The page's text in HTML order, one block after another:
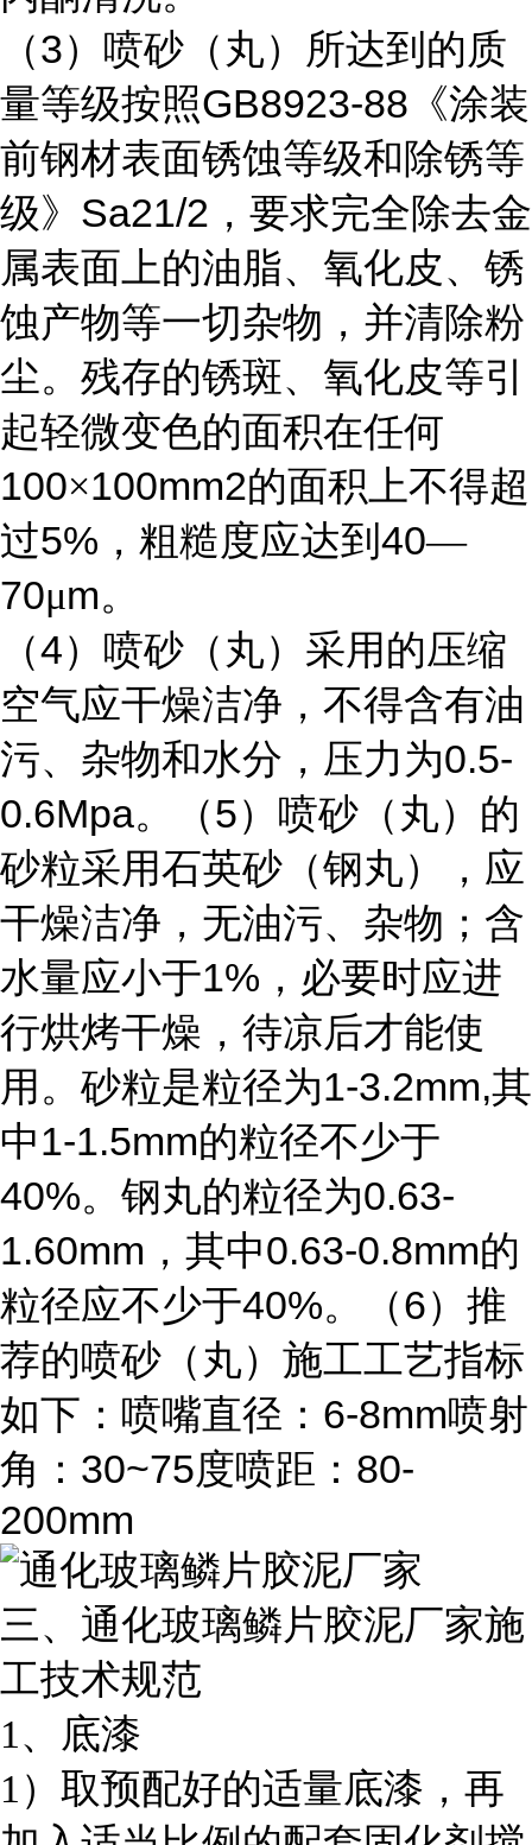
（3）喷砂（丸）所达到的质
量等级按照GB8923-88 《涂装
前钢材表面锈蚀等级和除锈等
级》 Sa21/2 ，要求完全除去金
属表面上的油脂、氧化皮、锈
蚀产物等一切杂物，并清除粉
尘。残存的锈斑、氧化皮等引
起轻微变色的面积在任何
100×100mm2的面积上不得超
过5% ，粗糙度应达到 40—
70μm。
（4）喷砂（丸）采用的压缩
空气应干燥洁净，不得含有油
污、杂物和水分，压力为0.5-
0.6Mpa。（5）喷砂（丸）的
砂粒采用石英砂（钢丸），应
干燥洁净，无油污、杂物；含
水量应小于1% ，必要时应进
行烘烤干燥，待凉后才能使
用。砂粒是粒径为1-3.2mm,其
中1-1.5mm的粒径不少于
40%。钢丸的粒径为0.63-
1.60mm ，其中0.63-0.8mm的
粒径应不少于40%。（6）推
荐的喷砂（丸）施工工艺指标
如下：喷嘴直径： 6-8mm喷射
角： 30~75度喷距： 80-
200mm
三、通化玻璃鳞片胶泥厂家施
工技术规范
1、底漆
1 ）取预配好的适量底漆，再